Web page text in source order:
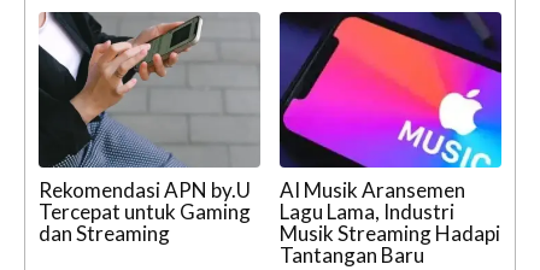
Rekomendasi APN by.U
Tercepat untuk Gaming
dan Streaming
AI Musik Aransemen
Lagu Lama, Industri
Musik Streaming Hadapi
Tantangan Baru